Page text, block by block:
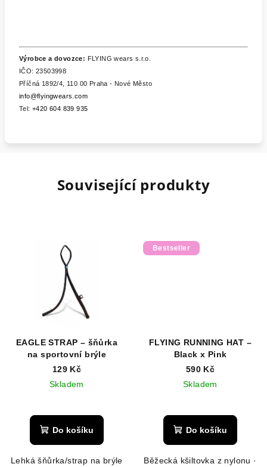
Výrobce a dovozce: FLYING wears s.r.o.
IČO: 23503998
Příčná 1892/4, 110 00 Praha - Nové Město
info@flyingwears.com
Tel: +420 604 839 935
Související produkty
EAGLE STRAP – šňůrka
na sportovní brýle
129 Kč
Skladem
Do košíku
Lehká šňůrka/strap na brýle
Bestseller
FLYING RUNNING HAT –
Black x Pink
590 Kč
Skladem
Do košíku
Běžecká kšiltovka z nylonu ·